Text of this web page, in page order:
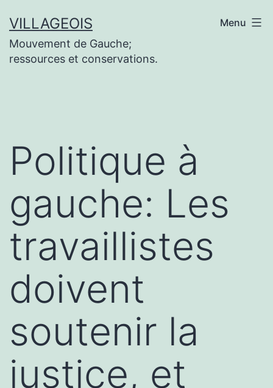
au
contenu
VILLAGEOIS
Mouvement de Gauche;
ressources et conservations.
Menu
Politique à
gauche: Les
travaillistes
doivent
soutenir la
justice, et